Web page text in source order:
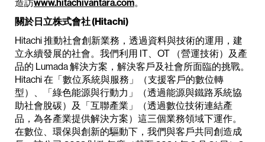
造訪www.hitachivantara.com。
關於日立株式會社 (Hitachi)
Hitachi 推動社會創新業務，透過資料與技術的運用，建
立永續發展的社會。我們利用 IT、OT （營運技術）及產
品的 Lumada 解決方案，解決客戶及社會所面臨的挑戰。
Hitachi 在「數位系統與服務」（支援客戶的數位轉
型）、「綠色能源與行動力」（透過能源與鐵路系統協
助社會脫碳）及「互聯產業」（透過數位技術連結產
品，為各產業提供解決方案）這三個業務領域下運作。
在數位、環保與創新的驅動下，我們與客戶共同創造成